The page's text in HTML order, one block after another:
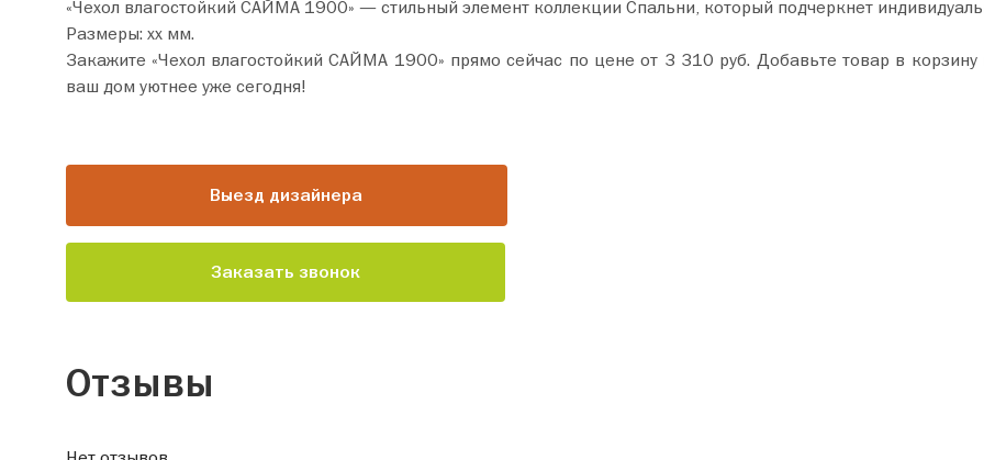
«Чехол влагостойкий САЙМА 1900» — стильный элемент коллекции Спальни, который подчеркнет
Размеры: хх мм.
Закажите «Чехол влагостойкий САЙМА 1900» прямо сейчас по цене от 3 310 руб. Добавьте товар в корзину и оформите покупку всего за пару минут. Сделайте
ваш дом уютнее уже сегодня!
Выезд дизайнера
Заказать звонок
Отзывы